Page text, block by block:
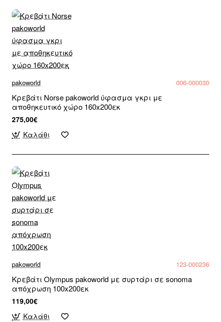
pakoworld 006-000030
Κρεβάτι Norse pakoworld ύφασμα γκρι με
αποθηκευτικό χώρο 160x200εκ
275,00€
Καλάθι
pakoworld 123-000236
Κρεβάτι Olympus pakoworld με συρτάρι σε sonoma
απόχρωση 100x200εκ
119,00€
Καλάθι